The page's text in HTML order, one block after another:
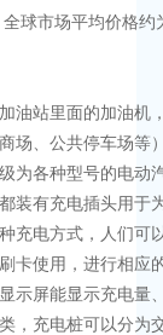
球市场平均价格约
油站里面的加油机
场、公共停车场等
为各种型号的电动
装有充电插头用于
充电方式，人们可
卡使用，进行相应
示屏能显示充电量
，充电桩可以分为